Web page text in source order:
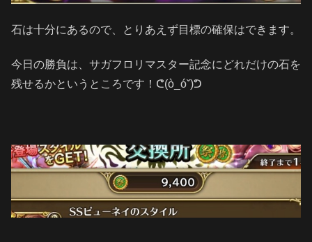
石は十分にあるので、とりあえず目標の確保はできます。
今日の勝負は、サガフロリマスター記念にどれだけの石を
残せるかというところです！ᕦ(ò_óˇ)ᕤ